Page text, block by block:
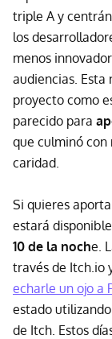
triple A y
los
menos
audiencias. Esta
proyecto como
parecido para
que culminó con
caridad.
Si quieres
estará
10 de la noche.
través de Itch.io
echarle un ojo a
estado
de Itch. Estos